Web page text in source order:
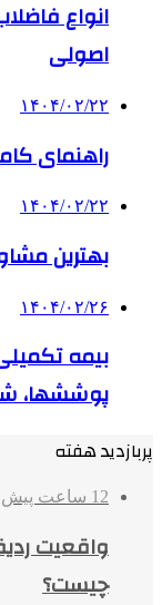
انواع
اصولی
۱۴۰۴/۰۲/۲۲
راهنمای
۱۴۰۴/۰۲/۲۲
بهترین
۱۴۰۴/۰۲/۲۶
بیمه
پوششها،
پربازدید هفته
12 ساعت پیش
واقعیت
چیست؟